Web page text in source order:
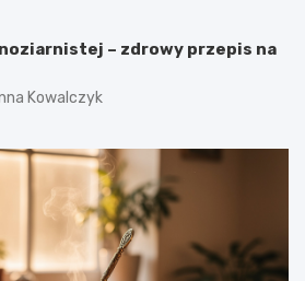
– zdrowy przepis na
Kowalczyk